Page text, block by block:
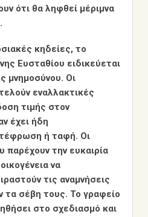
ότι θα ληφθεί μέριμνα
κηδείες, το
Ευσταθίου ειδικεύεται
μνημοσύνου. Οι
εναλλακτικές
τιμής στον
έχει ήδη
ή ταφή. Οι
παρέχουν την ευκαιρία
να
τις αναμνήσεις
τα σέβη τους. Το γραφείο
στο σχεδιασμό και